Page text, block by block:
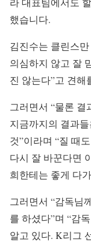
했습니다.
김진수는 클린스
의심하지 않고 잘
진 않는다”고 견해
그러면서 “물론
지금까지의 결과
것”이라며 “질 때
다시 잘 바꾼다면
희한테는 좋게 다
그러면서 “감독님
를 하셨다”며 “감
알고 있다. K리그